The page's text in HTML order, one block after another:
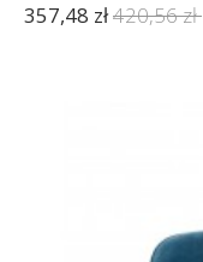
357,48 zł420,56 zł